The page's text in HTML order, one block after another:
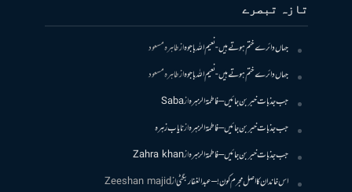
تازہ تبصرے
جہاں دائرے ختم ہوتے ہیں- نعیم اللہ باجوہازطاہرہ مسعود
جہاں دائرے ختم ہوتے ہیں- نعیم اللہ باجوہازطاہرہ مسعود
جب جذبات خبر بن جائیں – فاطمۃالزہرہازSaba
جب جذبات خبر بن جائیں – فاطمۃالزہرہازنایاب زہرہ
جب جذبات خبر بن جائیں – فاطمۃالزہرہازZahra khan
اس خاندان کا اصل مجرم کون! – عبدالغفار بگٹیازZeeshan majid